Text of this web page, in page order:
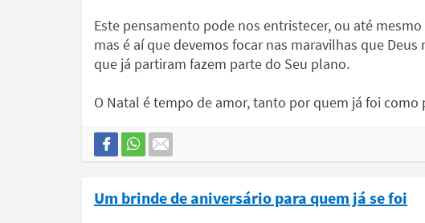
Este pensamento pode nos entristecer, ou até
mas é aí que devemos focar nas maravilhas que
que já partiram fazem parte do Seu plano.
O Natal é tempo de amor, tanto por quem já foi como
Um brinde de aniversário para quem já se foi